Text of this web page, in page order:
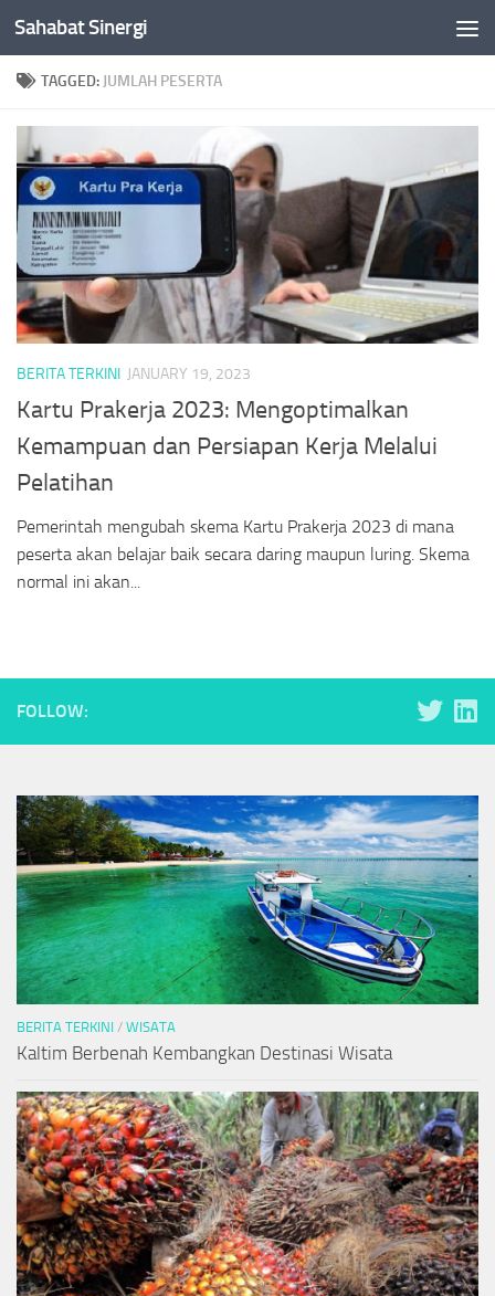
Skip to content
Sahabat Sinergi
TAGGED: JUMLAH PESERTA
BERITA TERKINI JANUARY 19, 2023
Kartu Prakerja 2023: Mengoptimalkan
Kemampuan dan Persiapan Kerja Melalui
Pelatihan
Pemerintah mengubah skema Kartu Prakerja 2023 di mana
peserta akan belajar baik secara daring maupun luring. Skema
normal ini akan...
FOLLOW:
BERITA TERKINI / WISATA
Kaltim Berbenah Kembangkan Destinasi Wisata